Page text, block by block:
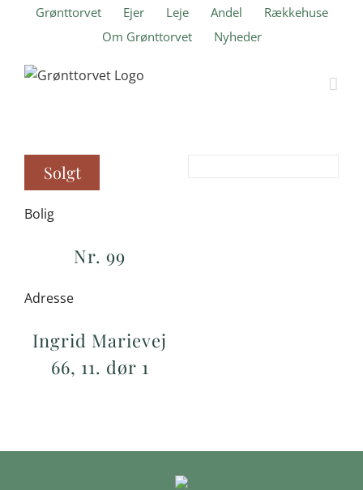
Grønttorvet Ejer Leje Andel
Rækkehuse
Om Grønttorvet
Nyheder
Solgt
Bolig
Nr. 99
Adresse
Ingrid Marievej
66, 11. dør 1